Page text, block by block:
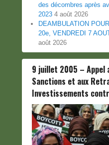
des décombres après
2023 4 août 2026
DEAMBULATION
20e, VENDREDI 7
août 2026
9 juillet 2005 – Appel
Sanctions et aux
Investissements